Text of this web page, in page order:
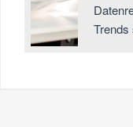
Trends